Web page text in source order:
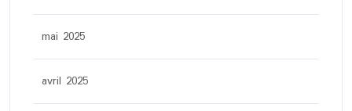
mai 2025
avril 2025